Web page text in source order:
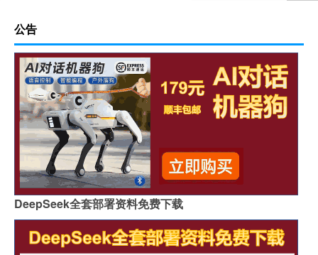
公告
DeepSeek全套部署资料免费下载